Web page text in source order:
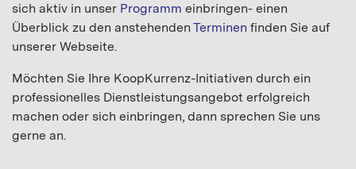
sich aktiv in unser Programm einbringen- einen
Überblick zu den anstehenden Terminen finden Sie auf
unserer Webseite.
Möchten Sie Ihre KoopKurrenz-Initiativen durch ein
professionelles Dienstleistungsangebot erfolgreich
machen oder sich einbringen, dann sprechen Sie uns
gerne an.